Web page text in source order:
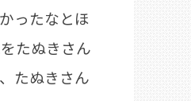
ったなとほ
たぬきさん
たぬきさん